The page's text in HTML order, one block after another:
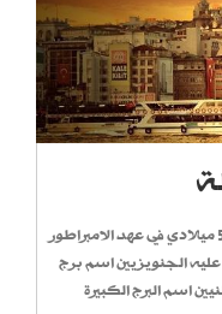
برج غالاته أو برج غلطة قيل انه بني عام 507 ميلادي في عهد الامبراطور
الجنويزيين اسم برج
اسم البرج الكبيرة